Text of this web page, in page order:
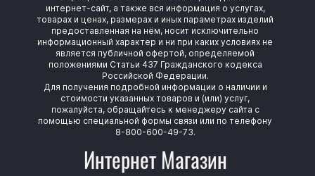
интернет-сайт, а также вся информация о услугах,
товарах и ценах, размерах и иных параметрах изделий
предоставленная на нём, носит исключительно
информационный характер и ни при каких условиях не
является публичной офертой, определяемой
положениями Статьи 437 Гражданского кодекса
Российской Федерации.
Для получения подробной информации о наличии и
стоимости указанных товаров и (или) услуг,
пожалуйста, обращайтесь к менеджеру сайта с
помощью специальной формы связи или по телефону
8-800-600-49-73.
Интернет Магазин